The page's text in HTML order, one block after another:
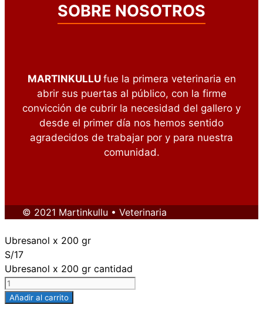
SOBRE NOSOTROS
MARTINKULLU fue la primera veterinaria en
abrir sus puertas al público, con la firme
convicción de cubrir la necesidad del gallero y
desde el primer día nos hemos sentido
agradecidos de trabajar por y para nuestra
comunidad.
© 2021 Martinkullu • Veterinaria
Ubresanol x 200 gr
S/17
Ubresanol x 200 gr cantidad
Añadir al carrito